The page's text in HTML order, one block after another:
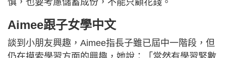
Aimee跟子女學中文
談到小朋友興趣，Aimee指長子雖已屆中一階段，但